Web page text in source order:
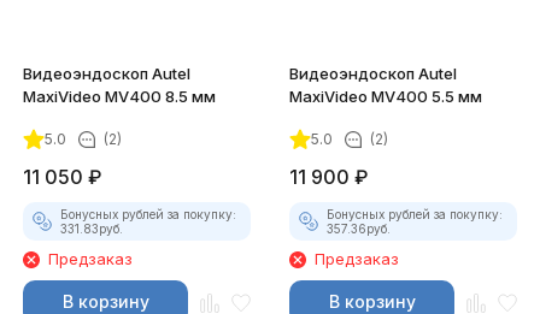
Видеоэндоскоп Autel
MaxiVideo MV400 8.5 мм
5.0 (2)
11 050 ₽
Бонусных рублей за покупку:
331.83руб.
Предзаказ
В корзину
Видеоэндоскоп Autel
MaxiVideo MV400 5.5 мм
5.0 (2)
11 900 ₽
Бонусных рублей за покупку:
357.36руб.
Предзаказ
В корзину